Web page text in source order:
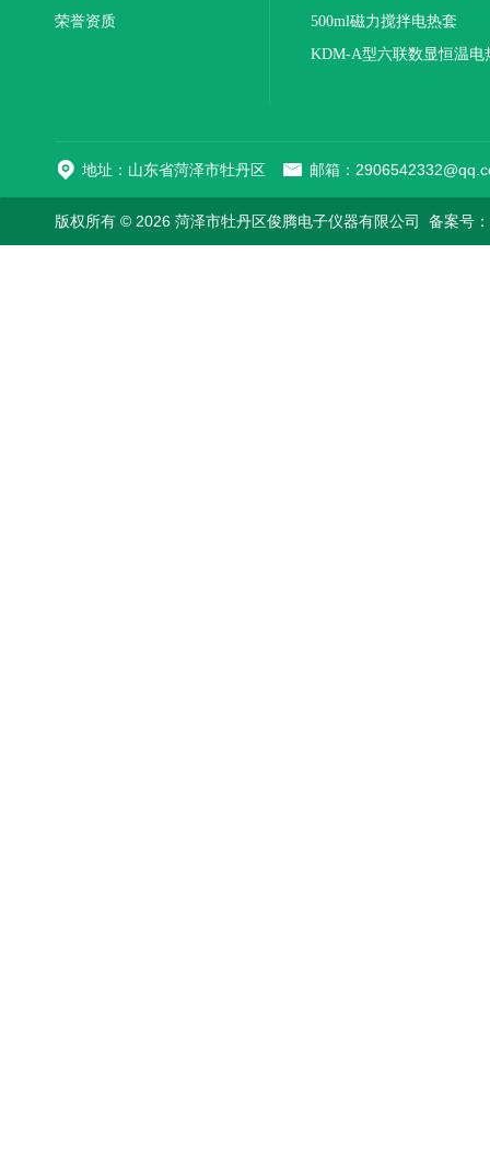
荣誉资质
500ml磁力搅拌电热套
KDM-A型六联数显恒温电
地址：山东省菏泽市牡丹区 邮箱：
版权所有 © 2026 菏泽市牡丹区俊腾电子仪器有限公司 备案号